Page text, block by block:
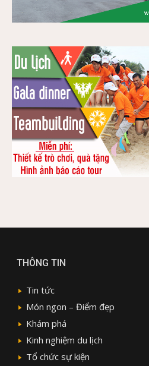
THÔNG TIN
Tin tức
Món ngon – Điểm đẹp
Khám phá
Kinh nghiệm du lịch
Tổ chức sự kiện